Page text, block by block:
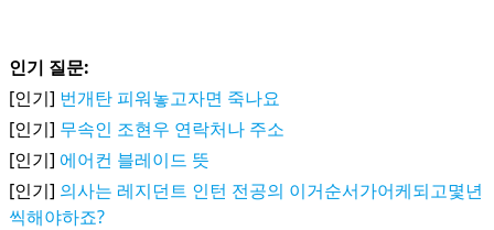
인기 질문:
[인기] 번개탄 피워놓고자면 죽나요
[인기] 무속인 조현우 연락처나 주소
[인기] 에어컨 블레이드 뜻
[인기] 의사는 레지던트 인턴 전공의 이거순서가어케되고몇년
씩해야하죠?